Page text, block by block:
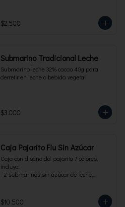
$2.500
Submarino Tradicional Leche
Submarino leche 32% cacao 40g para
derretir en leche o bebida vegetal
$3.000
Caja Pajarito Fiu Sin Azúcar
Caja con diseño del pajarito 7 colores,
incluye:
- 2 submarinos sin azúcar de leche
$10.500